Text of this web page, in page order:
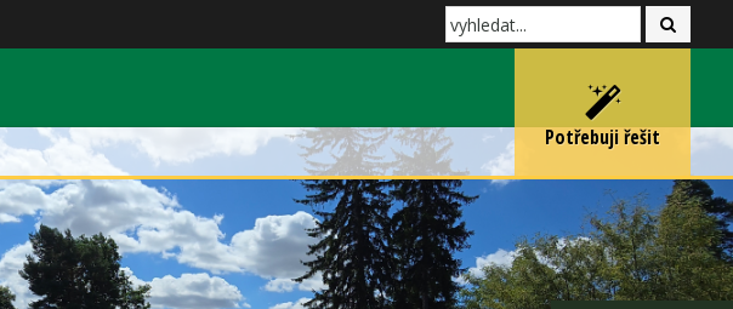
Potřebuji řešit